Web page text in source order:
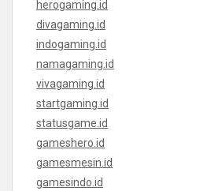
herogaming.id
divagaming.id
indogaming.id
namagaming.id
vivagaming.id
startgaming.id
statusgame.id
gameshero.id
gamesmesin.id
gamesindo.id